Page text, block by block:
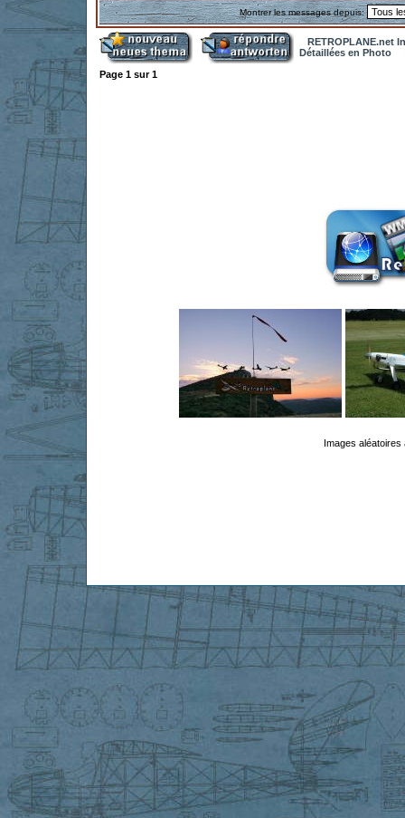
Montrer les messages depuis:
RETROPLANE.net
Détaillées en Photo
Page 1 sur1
Images aléatoires